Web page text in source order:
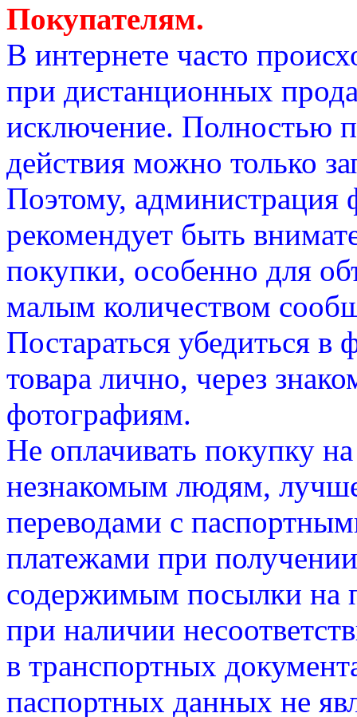
Покупателям.
В интернете часто
при дистанционных
исключение. Полностью
действия можно только
Поэтому, администрация
рекомендует быть
покупки, особенно для
малым количеством
Постараться убедиться в
товара лично, через
фотографиям.
Не оплачивать покупку
незнакомым людям,
переводами с
платежами при
содержимым посылки на
при наличии
в транспортных
паспортных данных не